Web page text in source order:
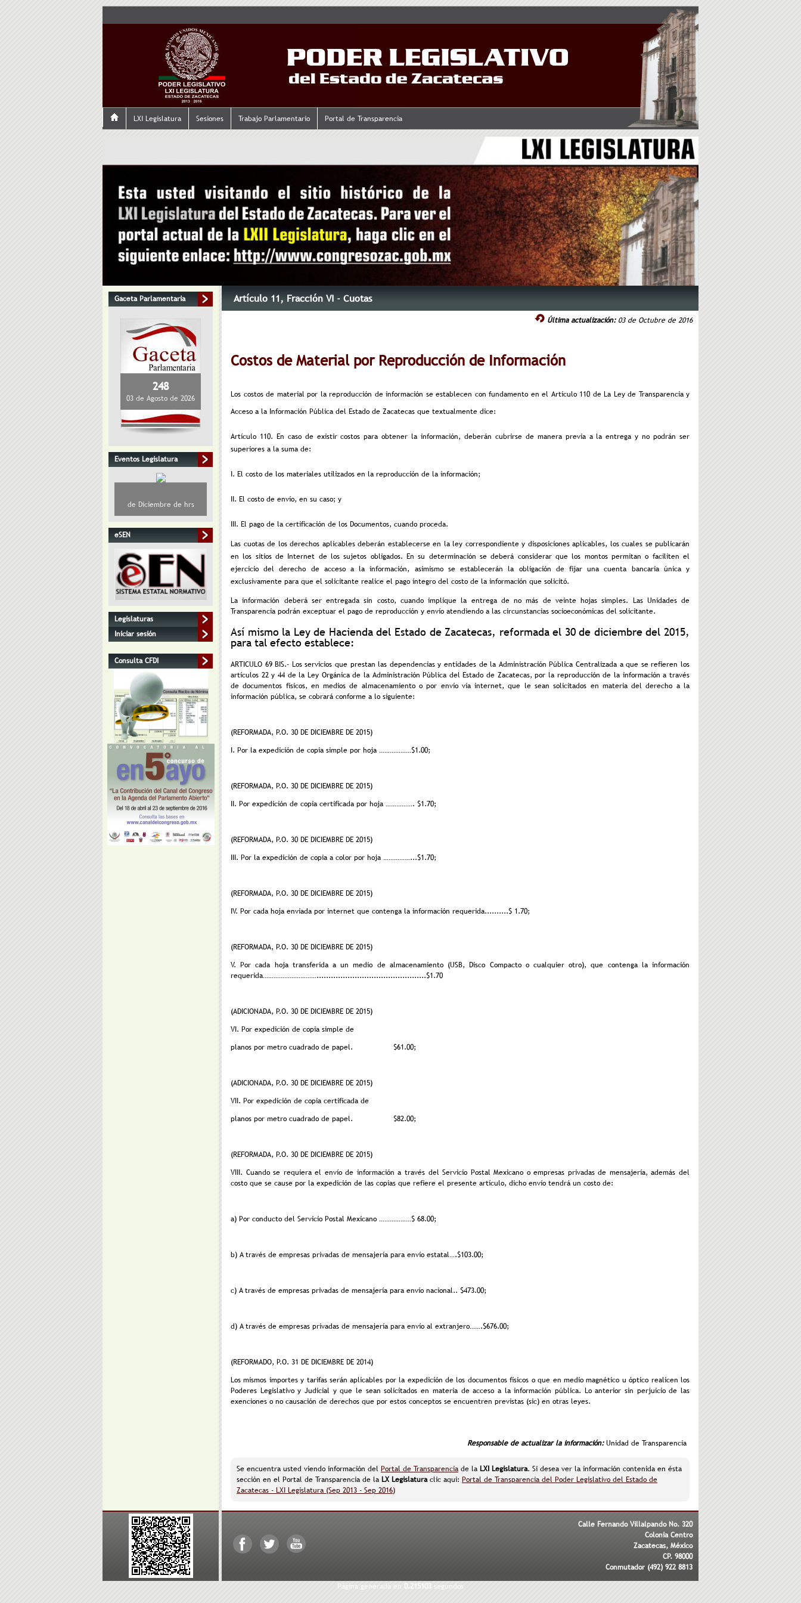
LXI Legislatura Sesiones Trabajo Parlamentario Portal de Transparencia
Gaceta Parlamentaria
248
03 de Agosto de 2026
Eventos Legislatura
de Diciembre de hrs
eSEN
Legislaturas
Iniciar sesión
Consulta CFDI
Artículo 11, Fracción VI - Cuotas
Última actualización:03 de Octubre de 2016
Costos de Material por Reproducción de Información
Los costos de material por la reproducción de información se establecen con fundamento en el Artículo 110 de La Ley de Transparencia y
Acceso a la Información Pública del Estado de Zacatecas que textualmente dice:
Artículo 110. En caso de existir costos para obtener la información, deberán cubrirse de manera previa a la entrega y no podrán ser
superiores a la suma de:
I. El costo de los materiales utilizados en la reproducción de la información;
II. El costo de envío, en su caso; y
III. El pago de la certificación de los Documentos, cuando proceda.
Las cuotas de los derechos aplicables deberán establecerse en la ley correspondiente y disposiciones aplicables, los cuales se publicarán
en los sitios de Internet de los sujetos obligados. En su determinación se deberá considerar que los montos permitan o faciliten el
ejercicio del derecho de acceso a la información, asimismo se establecerán la obligación de fijar una cuenta bancaria única y
exclusivamente para que el solicitante realice el pago íntegro del costo de la información que solicitó.
La información deberá ser entregada sin costo, cuando implique la entrega de no más de veinte hojas simples. Las Unidades de
Transparencia podrán exceptuar el pago de reproducción y envío atendiendo a las circunstancias socioeconómicas del solicitante.
Así mismo la Ley de Hacienda del Estado de Zacatecas, reformada el 30 de diciembre del 2015,
para tal efecto establece:
ARTICULO 69 BIS.- Los servicios que prestan las dependencias y entidades de la Administración Pública Centralizada a que se refieren los
artículos 22 y 44 de la Ley Orgánica de la Administración Pública del Estado de Zacatecas, por la reproducción de la información a través
de documentos físicos, en medios de almacenamiento o por envío vía internet, que le sean solicitados en materia del derecho a la
información pública, se cobrará conforme a lo siguiente:
(REFORMADA, P.O. 30 DE DICIEMBRE DE 2015)
I. Por la expedición de copia simple por hoja ………………$1.00;
(REFORMADA, P.O. 30 DE DICIEMBRE DE 2015)
II. Por expedición de copia certificada por hoja ……………. $1.70;
(REFORMADA, P.O. 30 DE DICIEMBRE DE 2015)
III. Por la expedición de copia a color por hoja ……………...$1.70;
(REFORMADA, P.O. 30 DE DICIEMBRE DE 2015)
IV. Por cada hoja enviada por internet que contenga la información requerida..........$ 1.70;
(REFORMADA, P.O. 30 DE DICIEMBRE DE 2015)
V. Por cada hoja transferida a un medio de almacenamiento (USB, Disco Compacto o cualquier otro), que contenga la información
requerida…………………………..............................................$1.70
(ADICIONADA, P.O. 30 DE DICIEMBRE DE 2015)
VI. Por expedición de copia simple de
planos por metro cuadrado de papel. $61.00;
(ADICIONADA, P.O. 30 DE DICIEMBRE DE 2015)
VII. Por expedición de copia certificada de
planos por metro cuadrado de papel. $82.00;
(REFORMADA, P.O. 30 DE DICIEMBRE DE 2015)
VIII. Cuando se requiera el envío de información a través del Servicio Postal Mexicano o empresas privadas de mensajería, además del
costo que se cause por la expedición de las copias que refiere el presente artículo, dicho envío tendrá un costo de:
a) Por conducto del Servicio Postal Mexicano ………………$ 68.00;
b) A través de empresas privadas de mensajería para envío estatal….$103.00;
c) A través de empresas privadas de mensajería para envío nacional.. $473.00;
d) A través de empresas privadas de mensajería para envío al extranjero…….$676.00;
(REFORMADO, P.O. 31 DE DICIEMBRE DE 2014)
Los mismos importes y tarifas serán aplicables por la expedición de los documentos físicos o que en medio magnético u óptico realicen los
Poderes Legislativo y Judicial y que le sean solicitados en materia de acceso a la información pública. Lo anterior sin perjuicio de las
exenciones o no causación de derechos que por estos conceptos se encuentren previstas (sic) en otras leyes.
Responsable de actualizar la información:Unidad de Transparencia
Se encuentra usted viendo información del Portal de Transparencia de la LXI Legislatura. Si desea ver la información contenida en ésta
sección en el Portal de Transparencia de la LX Legislaturaclic aqui: Portal de Transparencia del Poder Legislativo del Estado de
Zacatecas - LXI Legislatura (Sep 2013 - Sep 2016)
Calle Fernando Villalpando No. 320
Colonia Centro
Zacatecas, México
CP. 98000
Conmutador (492) 922 8813
Página generada en 0.215103 segundos